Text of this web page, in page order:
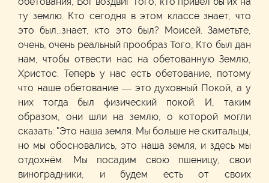
ту землю. Кто сегодня в этом классе знает, что
это был...знает, кто это был? Моисей. Заметьте,
очень, очень реальный прообраз Того, Кто был дан
нам, чтобы отвести нас на обетованную Землю,
Христос. Теперь у нас есть обетование, потому
что наше обетование — это духовный Покой, а у
них тогда был физический покой. И, таким
образом, они шли на землю, о которой могли
сказать: "Это наша земля. Мы больше не скитальцы,
но мы обосновались, это наша земля, и здесь мы
отдохнём. Мы посадим свою пшеницу, свои
виноградники, и будем есть от своих